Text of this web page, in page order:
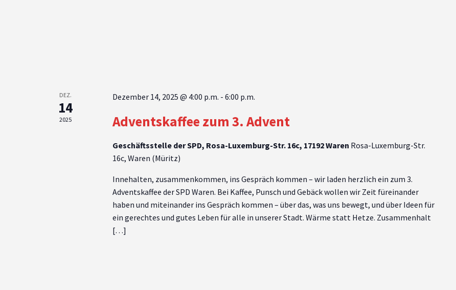
DEZ.
14
2025
Dezember 14, 2025 @ 4:00 p.m. - 6:00 p.m.
Adventskaffee zum 3. Advent
Geschäftsstelle der SPD, Rosa-Luxemburg-Str. 16c, 17192 Waren Rosa-Luxemburg-Str.
16c, Waren (Müritz)
Innehalten, zusammenkommen, ins Gespräch kommen – wir laden herzlich ein zum 3.
Adventskaffee der SPD Waren. Bei Kaffee, Punsch und Gebäck wollen wir Zeit füreinander
haben und miteinander ins Gespräch kommen – über das, was uns bewegt, und über Ideen für
ein gerechtes und gutes Leben für alle in unserer Stadt. Wärme statt Hetze. Zusammenhalt
[…]